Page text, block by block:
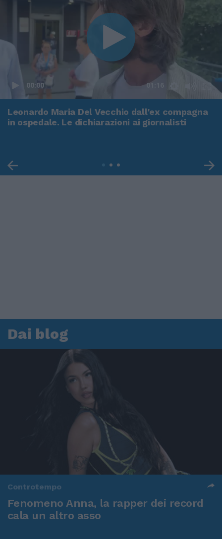
00:00 01:16
Leonardo Maria Del Vecchio dall'ex compagna
in ospedale. Le dichiarazioni ai giornalisti
Dai blog
Controtempo
Fenomeno Anna, la rapper dei record
cala un altro asso